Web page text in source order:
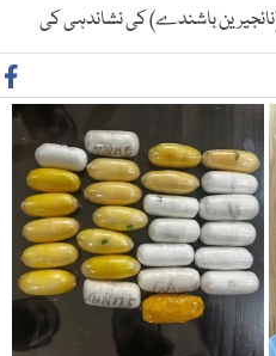
(نائجیرین باشندے) کی نشاندہی کی